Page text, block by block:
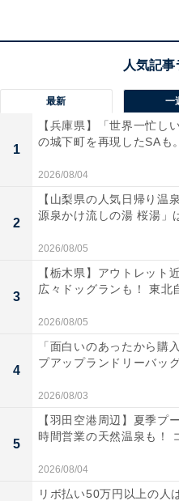
ワーナー ブラザース
イキング・オブ・ハリ
映画のクリスマスシー
最新 一
1
【兵庫県】「世界一忙し
の城下町を再現したSAも
2026/08/04
2
【山梨県の人気日帰り温
源泉かけ流しの湯 桜湯」
2026/08/05
3
【栃木県】アウトレット
広々ドッグランも！ 東北
2026/08/05
4
「面白いのあったから購
プアップランドリーバッ
2026/08/03
5
【羽田空港周辺】夏季プ
時間営業の天然温泉も！
2026/08/04
リボ払い50万円以上の人